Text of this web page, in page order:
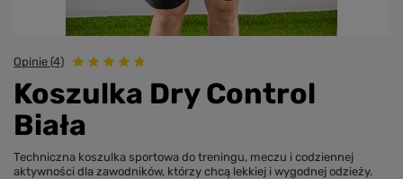
Opinie (4)
Koszulka Dry Control
Biała
Techniczna koszulka sportowa do treningu, meczu i codziennej
aktywności dla zawodników, którzy chcą lekkiej i wygodnej odzieży.